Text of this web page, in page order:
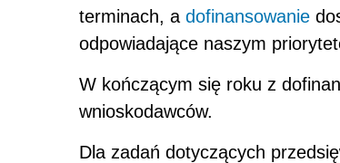
terminach, a dofinansowanie
odpowiadające naszym
W kończącym się roku z
wnioskodawców.
Dla zadań dotyczących